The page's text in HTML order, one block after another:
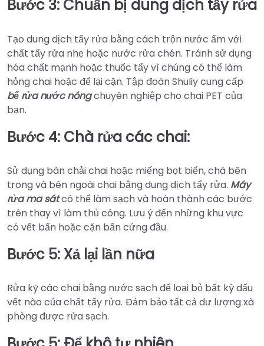
Bước 3: Chuẩn bị dung dịch tẩy rửa
Tạo dung dịch tẩy rửa bằng cách trộn nước ấm với
chất tẩy rửa nhẹ hoặc nước rửa chén. Tránh sử dụng
hóa chất mạnh hoặc thuốc tẩy vì chúng có thể làm
hỏng chai hoặc để lại cặn. Tập đoàn Shuliy cung cấp
bể rửa nước nóngchuyên nghiệp cho chai PET của
bạn.
Bước 4: Chà rửa các chai:
Sử dụng bàn chải chai hoặc miếng bọt biển, chà bên
trong và bên ngoài chai bằng dung dịch tẩy rửa. Máy
rửa ma sátcó thể làm sạch và hoàn thành các bước
trên thay vì làm thủ công. Lưu ý đến những khu vực
có vết bẩn hoặc cặn bẩn cứng đầu.
Bước 5: Xả lại lần nữa
Rửa kỹ các chai bằng nước sạch để loại bỏ bất kỳ dấu
vết nào của chất tẩy rửa. Đảm bảo tất cả dư lượng xà
phòng được rửa sạch.